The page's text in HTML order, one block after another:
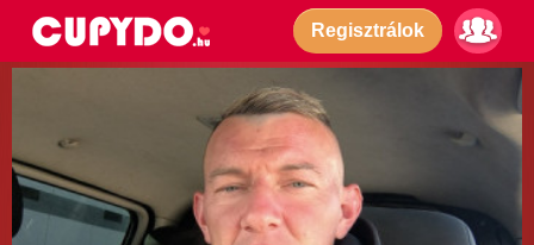
Regisztrálok